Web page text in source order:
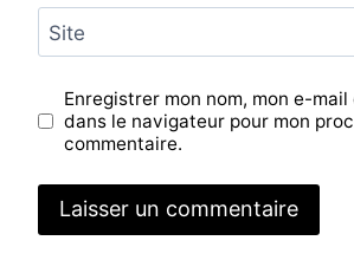
Site
Enregistrer mon nom, mon e-
dans le navigateur pour mon
commentaire.